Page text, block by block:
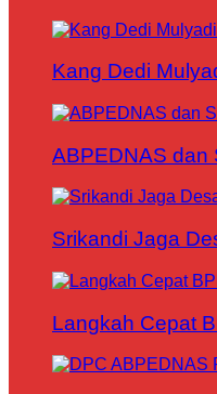
Kang Dedi
ABPEDNAS dan
Srikandi Jaga
Langkah Cepat